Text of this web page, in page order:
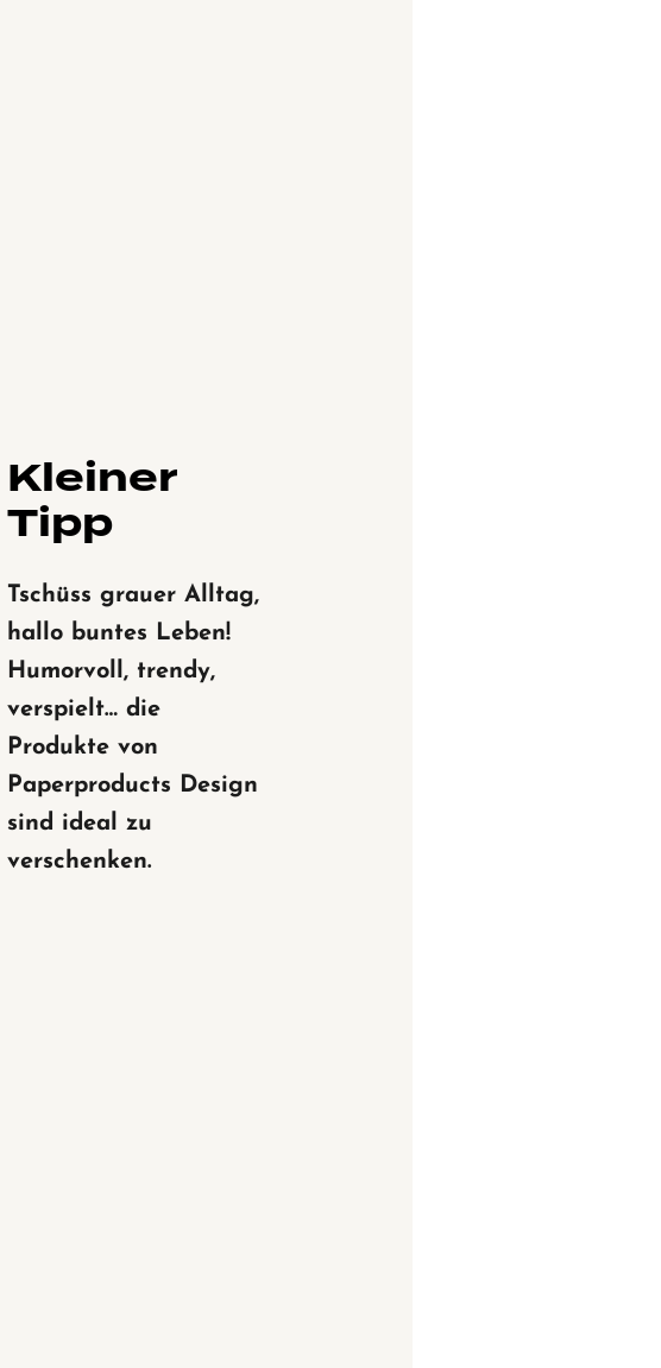
Kleiner
Tipp
Tschüss grauer Alltag,
hallo buntes Leben!
Humorvoll, trendy,
verspielt… die
Produkte von
Paperproducts Design
sind ideal zu
verschenken.